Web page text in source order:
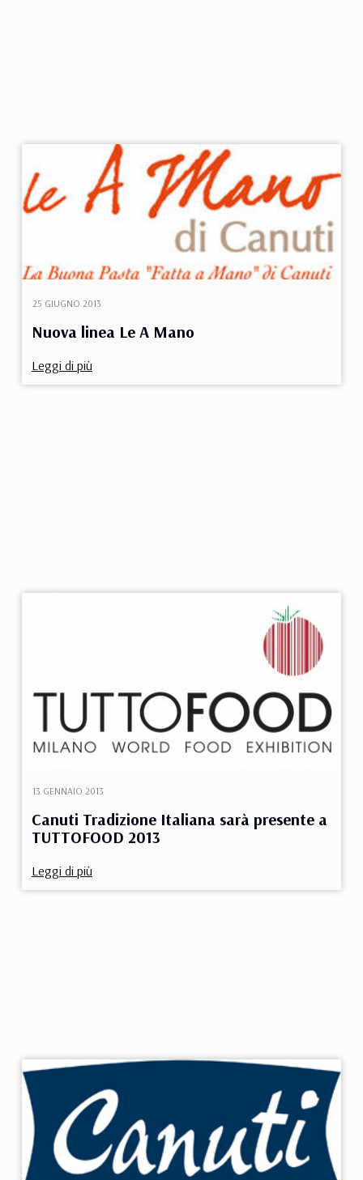
Nuova linea Le A Mano
25 GIUGNO 2013
Leggi di più
Canuti Tradizione Italiana sarà presente a
TUTTOFOOD 2013
13 GENNAIO 2013
Leggi di più